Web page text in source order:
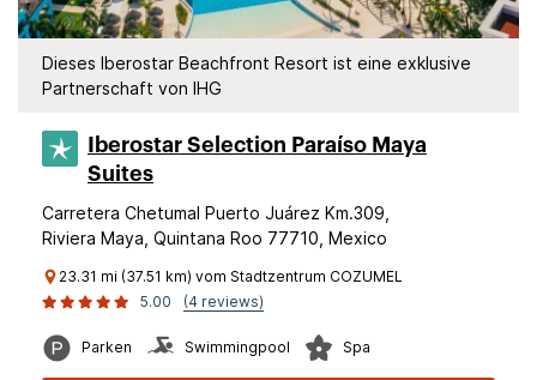
Dieses Iberostar Beachfront Resort ist eine exklusive
Partnerschaft von IHG
Iberostar Selection​ Paraíso Maya
Suites
Carretera Chetumal Puerto Juárez Km.309,
Riviera Maya, Quintana Roo 77710, Mexico
23.31 mi (37.51 km) vom Stadtzentrum COZUMEL
5.00
(4 reviews)
Parken Swimmingpool Spa